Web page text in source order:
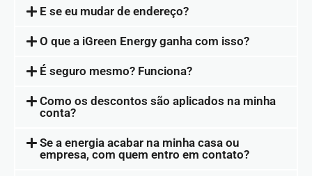
E se eu mudar de endereço?
O que a iGreen Energy ganha com isso?
É seguro mesmo? Funciona?
Como os descontos são aplicados na minha
conta?
Se a energia acabar na minha casa ou
empresa, com quem entro em contato?